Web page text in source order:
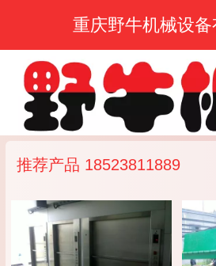
重庆野牛机械设备
推荐产品 18523811889